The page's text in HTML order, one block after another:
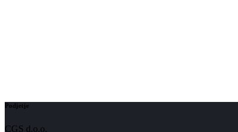
Podjetje
CGS d.o.o.